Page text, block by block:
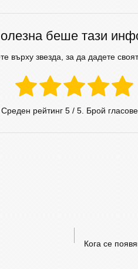
беше тази
върху звезда, за да дадете
Среден рейтинг 5 / 5. Брой
Кога се